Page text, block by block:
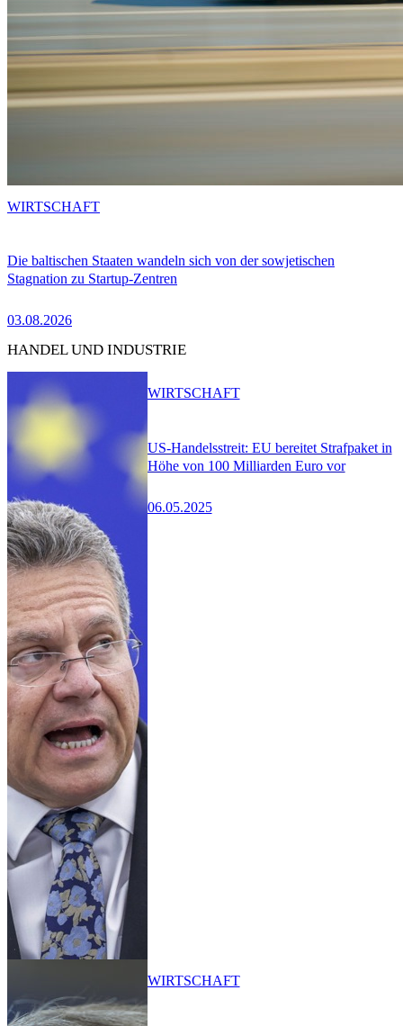
Die baltischen Staaten wandeln sich von der sowjetischen
Stagnation zu Startup-Zentren
03.08.2026
WIRTSCHAFT
HANDEL UND INDUSTRIE
US-Handelsstreit: EU bereitet Strafpaket in
Höhe von 100 Milliarden Euro vor
06.05.2025
WIRTSCHAFT
WIRTSCHAFT